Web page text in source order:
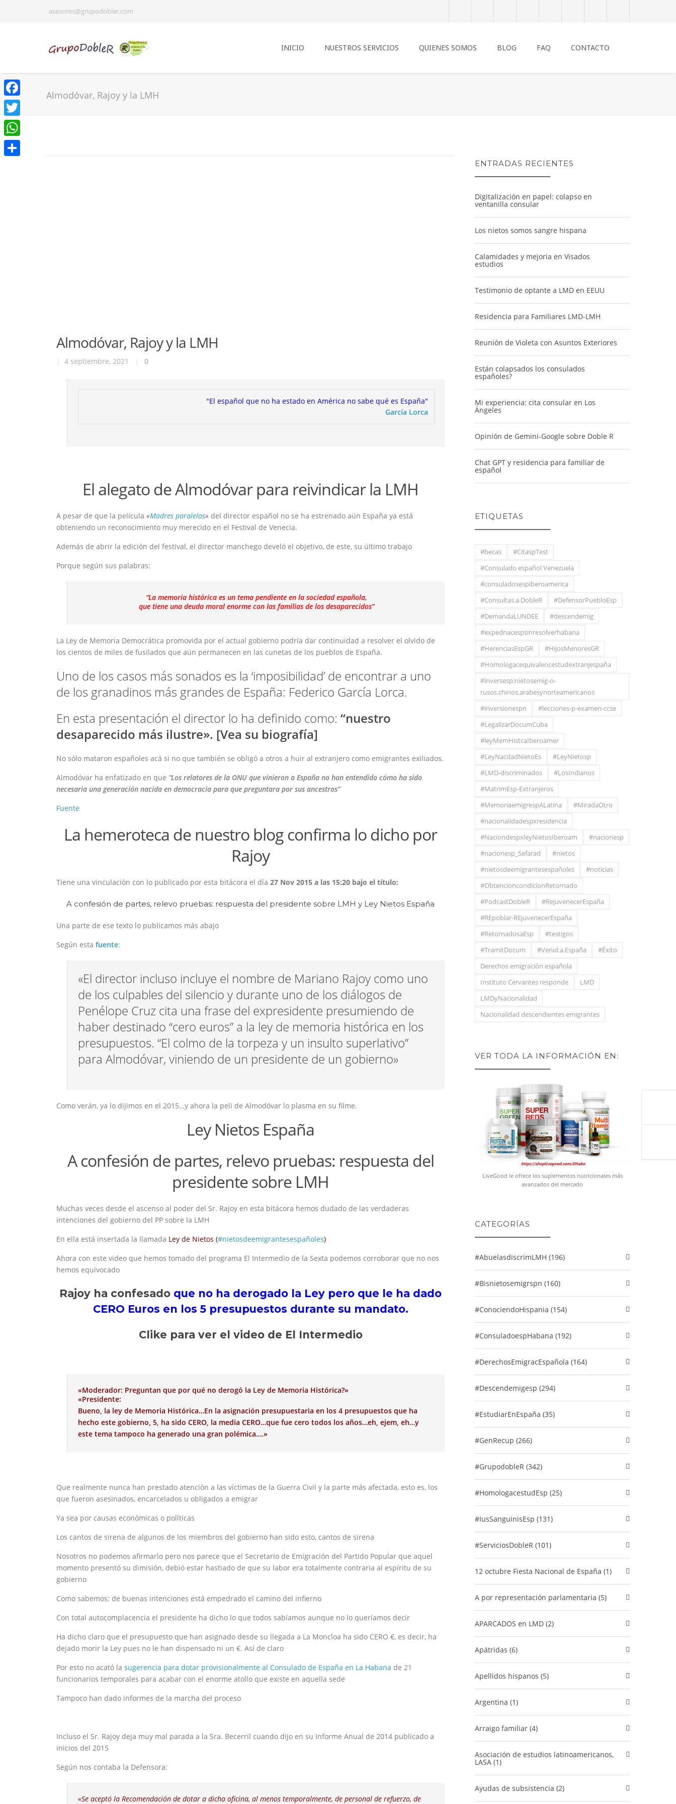
asesores@grupodobler.com
INICIO NUESTROS SERVICIOS QUIENES SOMOS BLOG FAQ CONTACTO
Almodóvar, Rajoy y la LMH
Almodóvar, Rajoy y la LMH
4 septiembre, 2021 0
"El español que no ha estado en América no sabe qué es España"
García Lorca
El alegato de Almodóvar para reivindicar la LMH
A pesar de que la película «Madres paralelas» del director español no se ha estrenado aún España ya está
obteniendo un reconocimiento muy merecido en el Festival de Venecia.
Además de abrir la edición del festival, el director manchego develó el objetivo, de este, su último trabajo
Porque según sus palabras:
“La memoria histórica es un tema pendiente en la sociedad española,
que tiene una deuda moral enorme con las familias de los desaparecidos”
La Ley de Memoria Democrática promovida por el actual gobierno podría dar continuidad a resolver el olvido de
los cientos de miles de fusilados que aún permanecen en las cunetas de los pueblos de España.
Uno de los casos más sonados es la ‘imposibilidad’ de encontrar a uno
de los granadinos más grandes de España: Federico García Lorca.
En esta presentación el director lo ha definido como: “nuestro
desaparecido más ilustre». [Vea su biografía]
No sólo mataron españoles acá si no que también se obligó a otros a huir al extranjero como emigrantes exiliados.
Almodóvar ha enfatizado en que “Los relatores de la ONU que vinieron a España no han entendido cómo ha sido
necesaria una generación nacida en democracia para que preguntara por sus ancestros”
Fuente
La hemeroteca de nuestro blog confirma lo dicho por
Rajoy
Tiene una vinculación con lo publicado por esta bitácora el día 27 Nov 2015 a las 15:20 bajo el título:
A confesión de partes, relevo pruebas: respuesta del presidente sobre LMH y Ley Nietos España
Una parte de ese texto lo publicamos más abajo
Según esta fuente:
«El director incluso incluye el nombre de Mariano Rajoy como uno
de los culpables del silencio y durante uno de los diálogos de
Penélope Cruz cita una frase del expresidente presumiendo de
haber destinado “cero euros” a la ley de memoria histórica en los
presupuestos. “El colmo de la torpeza y un insulto superlativo”
para Almodóvar, viniendo de un presidente de un gobierno»
Como verán, ya lo dijimos en el 2015…y ahora la peli de Almodóvar lo plasma en su filme.
Ley Nietos España
A confesión de partes, relevo pruebas: respuesta del
presidente sobre LMH
Muchas veces desde el ascenso al poder del Sr. Rajoy en esta bitácora hemos dudado de las verdaderas
intenciones del gobierno del PP sobre la LMH
En ella está insertada la llamada Ley de Nietos (#nietosdeemigrantesespañoles)
Ahora con este video que hemos tomado del programa El Intermedio de la Sexta podemos corroborar que no nos
hemos equivocado
Rajoy ha confesado que no ha derogado la Ley pero que le ha dado
CERO Euros en los 5 presupuestos durante su mandato.
Clike para ver el video de El Intermedio
«Moderador: Preguntan que por qué no derogó la Ley de Memoria Histórica?»
«Presidente:
Bueno, la ley de Memoria Histórica…En la asignación presupuestaria en los 4 presupuestos que ha
hecho este gobierno, 5, ha sido CERO, la media CERO…que fue cero todos los años…eh, ejem, eh…y
este tema tampoco ha generado una gran polémica….»
Que realmente nunca han prestado atención a las víctimas de la Guerra Civil y la parte más afectada, esto es, los
que fueron asesinados, encarcelados u obligados a emigrar
Ya sea por causas económicas o políticas
Los cantos de sirena de algunos de los miembros del gobierno han sido esto, cantos de sirena
Nosotros no podemos afirmarlo pero nos parece que el Secretario de Emigración del Partido Popular que aquel
momento presentó su dimisión, debió estar hastiado de que su labor era totalmente contraria al espíritu de su
gobierno
Como sabemos: de buenas intenciones está empedrado el camino del infierno
Con total autocomplacencia el presidente ha dicho lo que todos sabíamos aunque no lo queríamos decir
Ha dicho claro que el presupuesto que han asignado desde su llegada a La Moncloa ha sido CERO €, es decir, ha
dejado morir la Ley pues no le han dispensado ni un €. Así de claro
Por esto no acató la sugerencia para dotar provisionalmente al Consulado de España en La Habana de 21
funcionarios temporales para acabar con el enorme atollo que existe en aquella sede
Tampoco han dado informes de la marcha del proceso
Incluso el Sr. Rajoy deja muy mal parada a la Sra. Becerril cuando dijo en su Informe Anual de 2014 publicado a
inicios del 2015
Según nos contaba la Defensora:
«Se aceptó la Recomendación de dotar a dicha oficina, al menos temporalmente, de personal de refuerzo, de
ENTRADAS RECIENTES
Digitalización en papel: colapso en
ventanilla consular
Los nietos somos sangre hispana
Calamidades y mejoria en Visados
estudios
Testimonio de optante a LMD en EEUU
Residencia para Familiares LMD-LMH
Reunión de Violeta con Asuntos Exteriores
Están colapsados los consulados
españoles?
Mi experiencia: cita consular en Los
Ángeles
Opinión de Gemini-Google sobre Doble R
Chat GPT y residencia para familiar de
español
ETIQUETAS
#becas
#CitaspTest
#Consulado español Venezuela
#consuladosespiberoamerica
#Consultas.a.DobleR
#DefensorPuebloEsp
#DemandaLUNDEE
#descendemig
#expednacespsinresolverhabana
#HerenciasEspGR
#HijosMenoresGR
#Homologacequivalencestudextranjespaña
#inversesp:nietosemig-o-
rusos.chinos.arabesynorteamericanos
#inversionespn
#lecciones-p-examen-ccse
#LegalizarDocumCuba
#leyMemHistcaIberoamer
#LeyNacdadNietoEs
#LeyNietosp
#LMD-discriminados
#LosIndianos
#MatrimEsp-Extranjeros
#MemoriaemigrespALatina
#MiradaOtro
#nacionalidadespxresidencia
#NaciondespxleyNietosIberoam
#nacionesp
#nacionesp_Sefarad
#nietos
#nietosdeemigrantesespañoles
#noticias
#ObtencioncondicionRetornado
#PodcastDobleR
#RejuvenecerEspaña
#REpoblar-REjuvenecerEspaña
#RetornadosaEsp
#testigos
#TramitDocum
#Venid.a.España
#Éxito
Derechos emigración española
Instituto Cervantes responde
LMD
LMDyNacionalidad
Nacionalidad descendientes emigrantes
VER TODA LA INFORMACIÓN EN:
LiveGood le ofrece los suplementos nutricionales más
avanzados del mercado
CATEGORÍAS
#abuelasdiscrimLMH (196)
#Bisnietosemigrspn (160)
#conociendoHispania (154)
#consuladoespHabana (192)
#DerechosEmigracEspañola (164)
#descendemigesp (294)
#EstudiarEnEspaña (35)
#GenRecup (266)
#GrupodobleR (342)
#HomologacestudEsp (25)
#IusSanguinisEsp (131)
#ServiciosDobleR (101)
12 octubre Fiesta Nacional de España (1)
A por representación parlamentaria (5)
APARCADOS en LMD (2)
Apátridas (6)
Apellidos hispanos (5)
Argentina (1)
Arraigo familiar (4)
Asociación de estudios latinoamericanos,
LASA (1)
Ayudas de subsistencia (2)
Facebook
Twitter
WhatsApp